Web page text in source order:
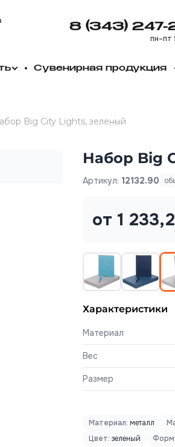
8 (343) 247-
пн–пт
Сувенирная продукция
Big City Lights, зеленый
Набор Big
Артикул: 12132.90
от 1
Характеристики
Материал
Вес
Размер
Материал: металл
Цвет: зеленый